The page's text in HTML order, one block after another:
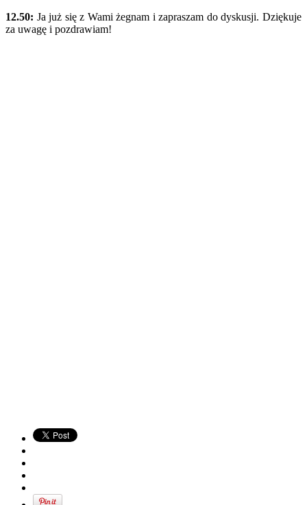
12.50: Ja już się z Wami żegnam i zapraszam do dyskusji. Dziękuje
za uwagę i pozdrawiam!